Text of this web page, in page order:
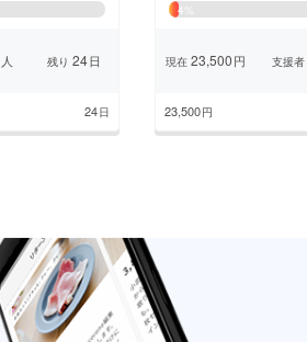
人 残り 24日
24日
4
現在 23,500円 支援者
23,500円
... 次のページ